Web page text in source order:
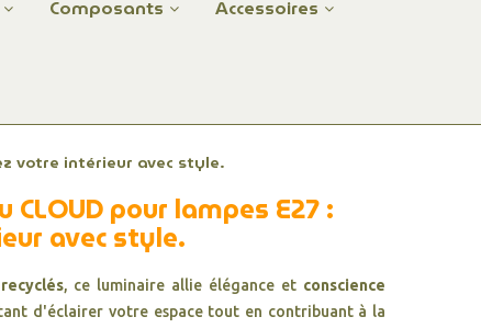
Composants Accessoires
votre intérieur avec style.
pour lampes E27 :
avec style.
, ce luminaire allie élégance et conscience
d'éclairer votre espace tout en contribuant à la